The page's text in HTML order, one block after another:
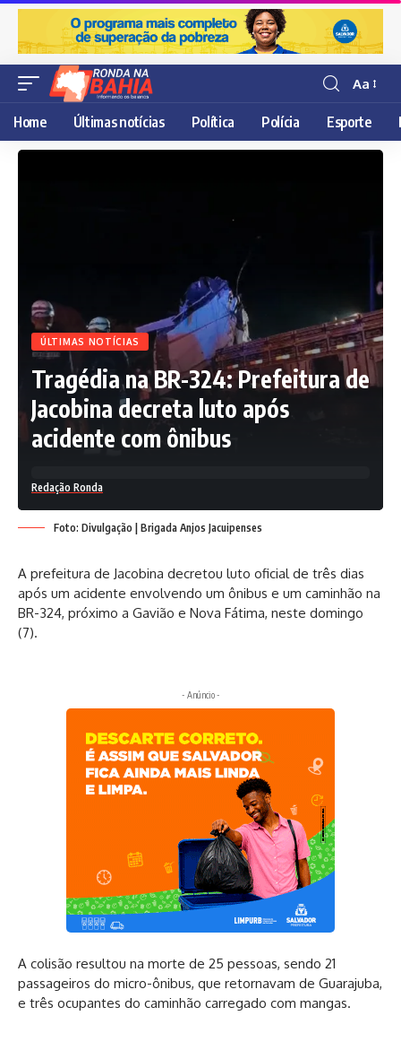
Resisor
de
fonte
Aa
Home Últimas notícias Política Polícia Esporte
ÚLTIMAS NOTÍCIAS
Tragédia na BR-324: Prefeitura de
Jacobina decreta luto após
acidente com ônibus
Redação Ronda
Foto: Divulgação | Brigada Anjos Jacuipenses
A prefeitura de Jacobina decretou luto oficial de três dias
após um acidente envolvendo um ônibus e um caminhão na
BR-324, próximo a Gavião e Nova Fátima, neste domingo
(7).
- Anúncio -
A colisão resultou na morte de 25 pessoas, sendo 21
passageiros do micro-ônibus, que retornavam de Guarajuba,
e três ocupantes do caminhão carregado com mangas.